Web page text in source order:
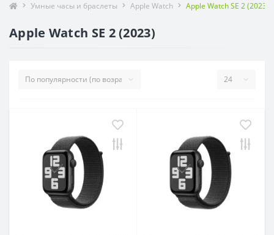
Умные часы и браслеты Apple Watch Apple Watch SE 2 (2023)
Apple Watch SE 2 (2023)